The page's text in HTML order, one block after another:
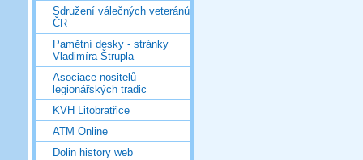
Sdružení válečných veteránů
ČR
Pamětní desky - stránky
Vladimíra Štrupla
Asociace nositelů
legionářských tradic
KVH Litobratřice
ATM Online
Dolin history web